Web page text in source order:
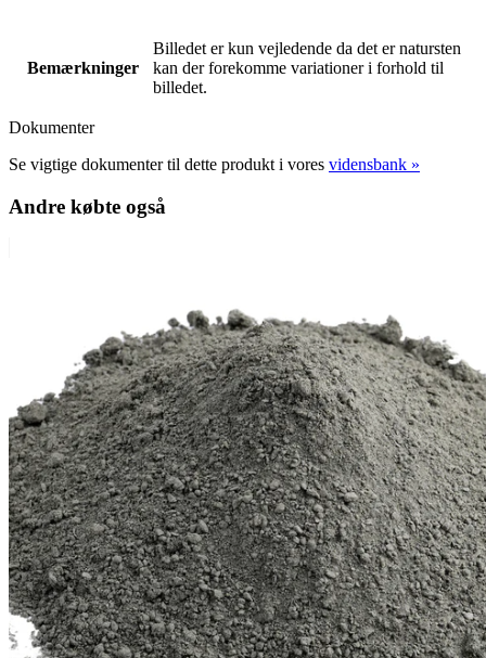
Bemærkninger
Billedet er kun vejledende da det er natursten
kan der forekomme variationer i forhold til
billedet.
Dokumenter
Se vigtige dokumenter til dette produkt i vores vidensbank »
Andre købte også